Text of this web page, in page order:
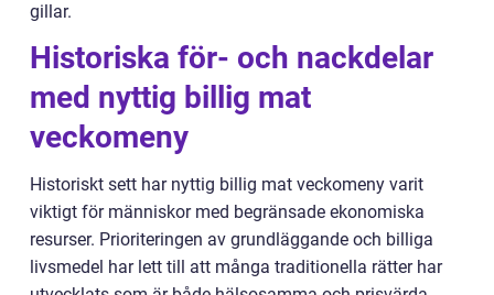
gillar.
Historiska för- och nackdelar
med nyttig billig mat
veckomeny
Historiskt sett har nyttig billig mat veckomeny varit
viktigt för människor med begränsade ekonomiska
resurser. Prioriteringen av grundläggande och billiga
livsmedel har lett till att många traditionella rätter har